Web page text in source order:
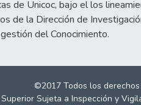
de Unicoc, bajo el los
de la Dirección de
gestión del Conocimiento.
©2017 Todos los
Sujeta a Inspección y